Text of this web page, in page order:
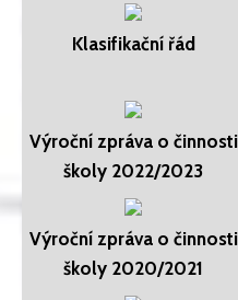
Klasifikační řád
Výroční zpráva o činnosti
školy 2022/2023
Výroční zpráva o činnosti
školy 2020/2021